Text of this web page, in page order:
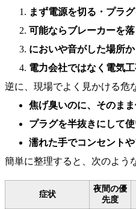
まず電源を切る・プラグ
可能ならブレーカーを
においや音がした場所
電力会社ではなく電気
逆に、現場でよく見かける危
焦げ臭いのに、そのま
プラグを半抜きにして
濡れた手でコンセント
簡単に整理すると、次のよう
症状
夜間の優
先度